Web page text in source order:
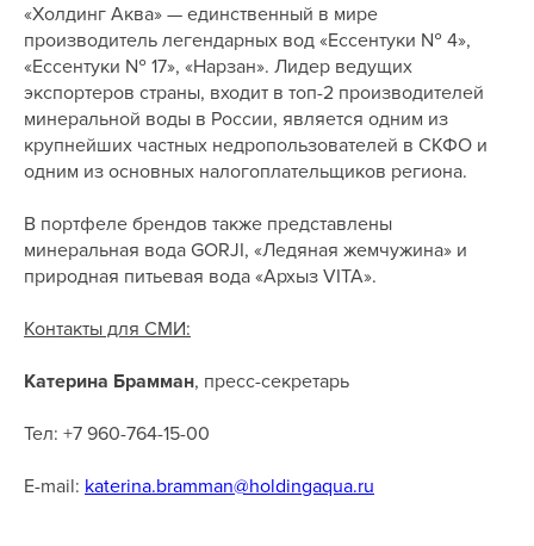
«Холдинг Аква» — единственный в мире
производитель легендарных вод «Ессентуки № 4»,
«Ессентуки № 17», «Нарзан». Лидер ведущих
экспортеров страны, входит в топ-2 производителей
минеральной воды в России, является одним из
крупнейших частных недропользователей в СКФО и
одним из основных налогоплательщиков региона.
В портфеле брендов также представлены
минеральная вода GORJI, «Ледяная жемчужина» и
природная питьевая вода «Архыз VITA».
Контакты для СМИ:
Катерина Брамман, пресс-секретарь
Тел: +7 960-764-15-00
E-mail: katerina.bramman@holdingaqua.ru